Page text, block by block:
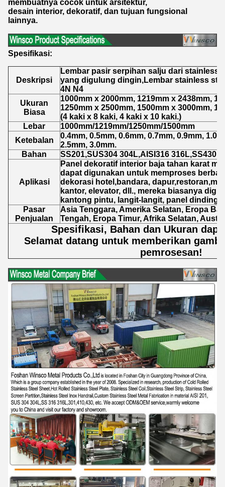
membuatnya cocok untuk arsitektur,
desain interior, dekoratif, dan tujuan fungsional
lainnya.
Spesifikasi:
Deskripsi
Lembar pasir serpihan salju dari stainless
yang digulung dingin,Lembar stainless
4N N4
Ukuran
Biasa
1000mm x 2000mm, 1219mm x 2438mm,
1250mm x 2500mm, 1500mm x 3000mm,
(4 kaki x 8 kaki, 4 kaki x 10 kaki.)
Lebar
1000mm/1219mm/1250mm/1500mm
Ketebalan
0.4mm, 0.5mm, 0.6mm, 0.7mm, 0.9mm,
2.5mm, 3.0mm.
Bahan
SS201,SUS304 304L,AISI316 316L,SS430.
Aplikasi
Panel dekoratif interior baja tahan karat
dapat digunakan untuk memproses
dekorasi hotel,bandara,
kantor, elevator, dll., mereka biasanya
kantong pintu, langit-langit, panel dinding,
Pasar
Penjualan
Asia Tenggara, Amerika Selatan, Eropa
Tengah, Eropa Timur, Afrika Selatan,
Spesifikasi, Bahan dan Ukuran
Selamat datang untuk memberikan
pemrosesan!